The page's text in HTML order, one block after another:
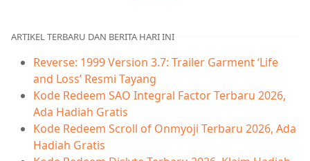
ARTIKEL TERBARU DAN BERITA HARI INI
Reverse: 1999 Version 3.7: Trailer Garment ‘Life
and Loss’ Resmi Tayang
Kode Redeem SAO Integral Factor Terbaru 2026,
Ada Hadiah Gratis
Kode Redeem Scroll of Onmyoji Terbaru 2026, Ada
Hadiah Gratis